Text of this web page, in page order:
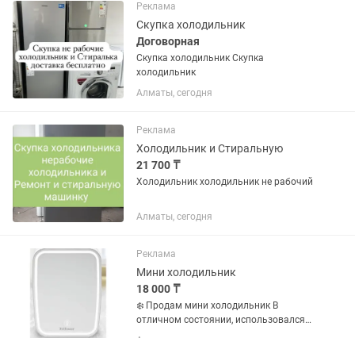
Реклама
Скупка холодильник
Договорная
Скупка холодильник Скупка
холодильник
Алматы, сегодня
Реклама
Холодильник и Стиральную
21 700 ₸
Холодильник холодильник не рабочий
Алматы, сегодня
Реклама
Мини холодильник
18 000 ₸
❄️ Продам мини холодильник В
отличном состоянии, использовался
всего 3дня после покупки (28.07.26